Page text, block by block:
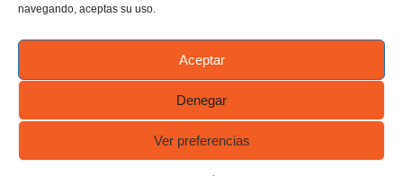
navegando, aceptas su uso.
Aceptar
Denegar
Ver preferencias
Comentarios recientes